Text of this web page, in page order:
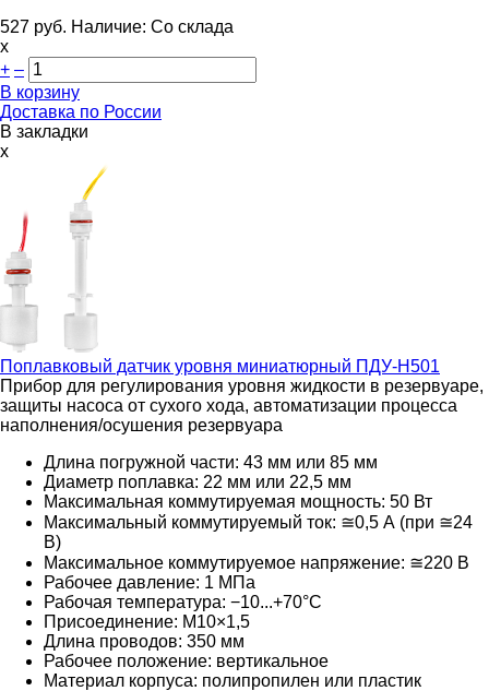
527 руб. Наличие: Со склада
х
+ –
В корзину
Доставка по России
В закладки
x
Поплавковый датчик уровня миниатюрный ПДУ-Н501
Прибор для регулирования уровня жидкости в резервуаре,
защиты насоса от сухого хода, автоматизации процесса
наполнения/осушения резервуара
Длина погружной части: 43 мм или 85 мм
Диаметр поплавка: 22 мм или 22,5 мм
Максимальная коммутируемая мощность: 50 Вт
Максимальный коммутируемый ток: ≅0,5 А (при ≅24
В)
Максимальное коммутируемое напряжение: ≅220 В
Рабочее давление: 1 МПа
Рабочая температура: −10...+70°С
Присоединение: M10×1,5
Длина проводов: 350 мм
Рабочее положение: вертикальное
Материал корпуса: полипропилен или пластик